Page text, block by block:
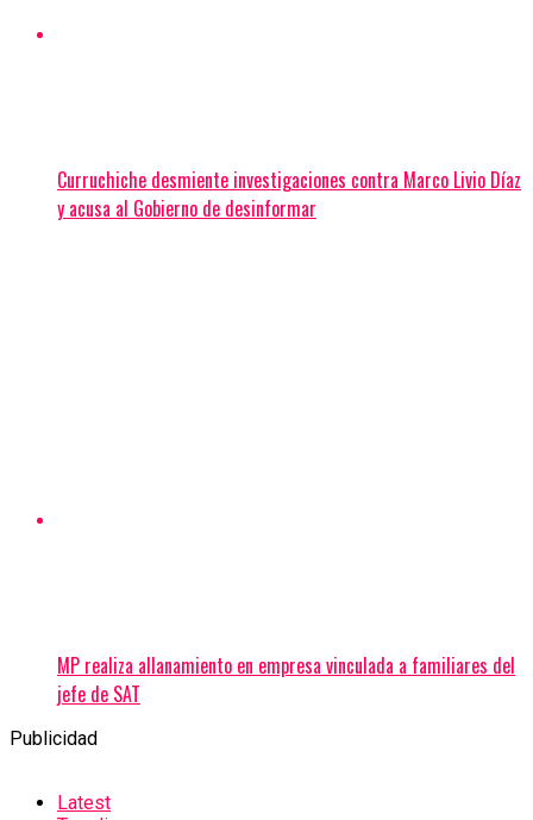
Curruchiche desmiente investigaciones contra Marco Livio Díaz
y acusa al Gobierno de desinformar
MP realiza allanamiento en empresa vinculada a familiares del
jefe de SAT
Publicidad
Latest